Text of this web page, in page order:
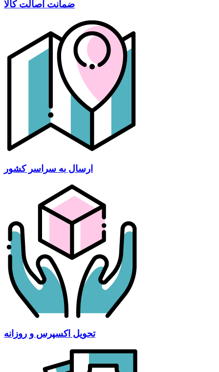
ضمانت اصالت کالا
ارسال به سراسر کشور
تحویل اکسپرس و روزانه